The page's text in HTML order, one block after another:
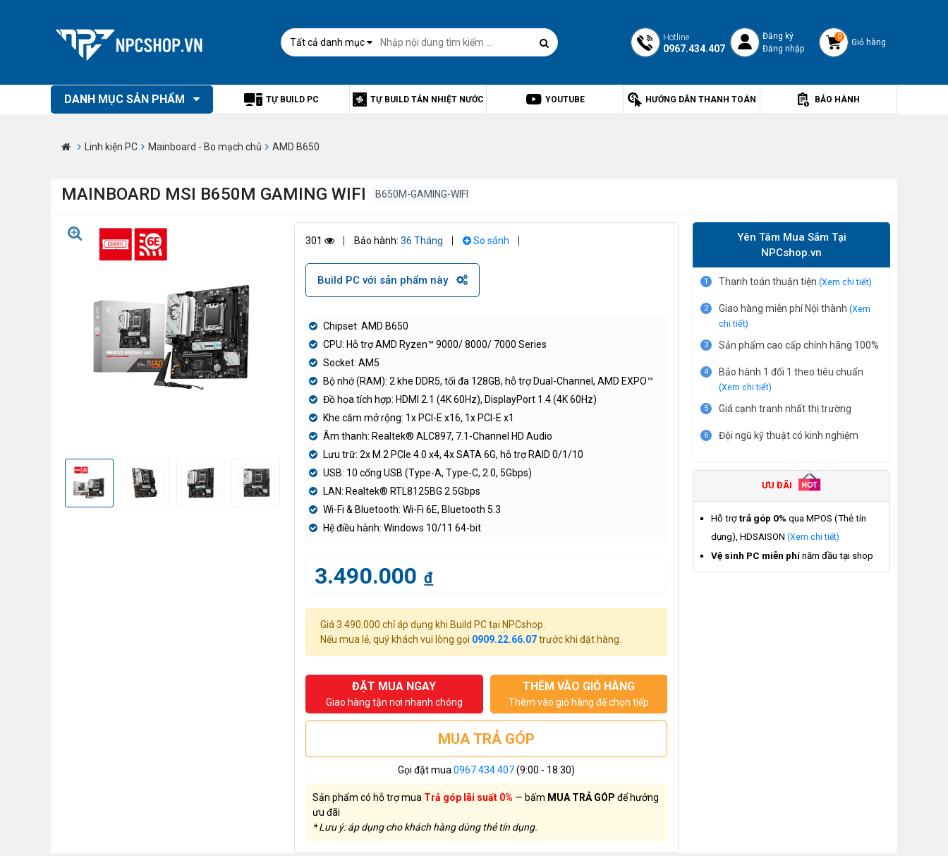
Tất cả danh mục Hotline
0967.434.407
Đăng ký
Đăng nhập
0
Giỏ hàng
DANH MỤC SẢN PHẨM TỰ BUILD PC TỰ BUILD TẢN NHIỆT NƯỚC YOUTUBE HƯỚNG DẪN THANH TOÁN BẢO HÀNH
Linh kiện PC Mainboard - Bo mạch chủ AMD B650
MAINBOARD MSI B650M GAMING WIFI B650M-GAMING-WIFI
301 Bảo hành: 36 Tháng So sánh
Build PC với sản phẩm này
Chipset: AMD B650
CPU: Hỗ trợ AMD Ryzen™ 9000/ 8000/ 7000 Series
Socket: AM5
Bộ nhớ (RAM): 2 khe DDR5, tối đa 128GB, hỗ trợ Dual-Channel, AMD EXPO™
Đồ họa tích hợp: HDMI 2.1 (4K 60Hz), DisplayPort 1.4 (4K 60Hz)
Khe cắm mở rộng: 1x PCI-E x16, 1x PCI-E x1
Âm thanh: Realtek® ALC897, 7.1-Channel HD Audio
Lưu trữ: 2x M.2 PCIe 4.0 x4, 4x SATA 6G, hỗ trợ RAID 0/1/10
USB: 10 cổng USB (Type-A, Type-C, 2.0, 5Gbps)
LAN: Realtek® RTL8125BG 2.5Gbps
Wi-Fi & Bluetooth: Wi-Fi 6E, Bluetooth 5.3
Hệ điều hành: Windows 10/11 64-bit
3.490.000 đ
Giá 3.490.000 chỉ áp dụng khi Build PC tại NPCshop.
Nếu mua lẻ, quý khách vui lòng gọi 0909.22.66.07trước khi đặt hàng.
ĐẶT MUA NGAY
Giao hàng tận nơi nhanh chóng
THÊM VÀO GIỎ HÀNG
Thêm vào giỏ hàng để chọn tiếp
MUA TRẢ GÓP
Gọi đặt mua 0967.434.407(9:00 - 18:30)
Sản phẩm có hỗ trợ mua Trả góp lãi suất 0% — bấm MUA TRẢ GÓP để hưởng
ưu đãi
* Lưu ý: áp dụng cho khách hàng dùng thẻ tín dụng.
Yên Tâm Mua Sắm Tại
NPCshop.vn
1 Thanh toán thuận tiện (Xem chi tiết)
2 Giao hàng miễn phí Nội thành (Xem
chi tiết)
3 Sản phẩm cao cấp chính hãng 100%
4 Bảo hành 1 đổi 1 theo tiêu chuẩn
(Xem chi tiết)
5 Giá cạnh tranh nhất thị trường
6 Đội ngũ kỹ thuật có kinh nghiệm
ƯU ĐÃI
Hỗ trợtrả góp 0% qua MPOS (Thẻ tín
dụng), HDSAISON (Xem chi tiết)
Vệ sinh PC miễn phínăm đầu tại shop